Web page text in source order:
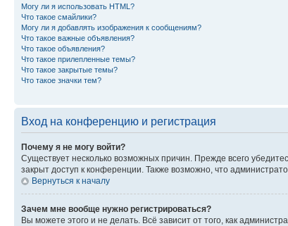
Могу ли я использовать HTML?
Что такое смайлики?
Могу ли я добавлять изображения к сообщениям?
Что такое важные объявления?
Что такое объявления?
Что такое прилепленные темы?
Что такое закрытые темы?
Что такое значки тем?
Вход на конференцию и регистрация
Почему я не могу войти?
Существует несколько возможных причин. Прежде всего
закрыт доступ к конференции. Также возможно, что
Вернуться к началу
Зачем мне вообще нужно регистрироваться?
Вы можете этого и не делать. Всё зависит от того, как